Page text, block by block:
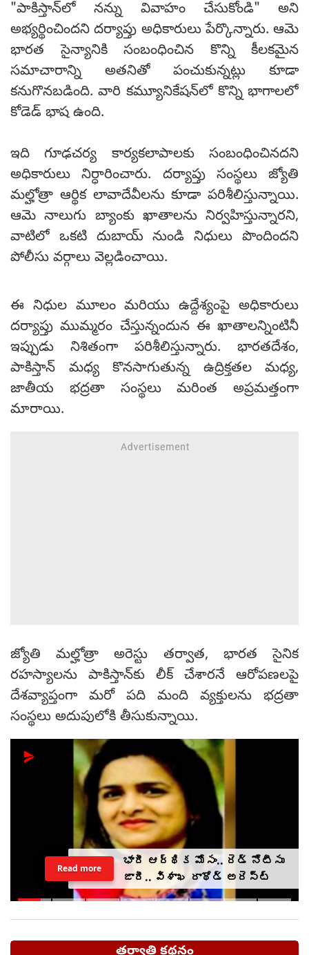
"పాకిస్తాన్‌లో నన్ను వివాహం చేసుకోండి" అని
అభ్యర్థించిందని దర్యాప్తు అధికారులు పేర్కొన్నారు. ఆమె
భారత సైన్యానికి సంబంధించిన కొన్ని కీలకమైన
సమాచారాన్ని అతనితో పంచుకున్నట్లు కూడా
కనుగొనబడింది. వారి కమ్యూనికేషన్‌లో కొన్ని భాగాలలో
కోడెడ్ భాష ఉంది.
ఇది గూఢచర్య కార్యకలాపాలకు సంబంధించినదని
అధికారులు నిర్ధారించారు. దర్యాప్తు సంస్థలు జ్యోతి
మల్హోత్రా ఆర్థిక లావాదేవీలను కూడా పరిశీలిస్తున్నాయి.
ఆమె నాలుగు బ్యాంకు ఖాతాలను నిర్వహిస్తున్నారని,
వాటిలో ఒకటి దుబాయ్ నుండి నిధులు పొందిందని
పోలీసు వర్గాలు వెల్లడించాయి.
ఈ నిధుల మూలం మరియు ఉద్దేశ్యంపై అధికారులు
దర్యాప్తు ముమ్మరం చేస్తున్నందున ఈ ఖాతాలన్నింటినీ
ఇప్పుడు నిశితంగా పరిశీలిస్తున్నారు. భారతదేశం,
పాకిస్తాన్ మధ్య కొనసాగుతున్న ఉద్రిక్తతల మధ్య,
జాతీయ భద్రతా సంస్థలు మరింత అప్రమత్తంగా
మారాయి.
జ్యోతి మల్హోత్రా అరెస్టు తర్వాత, భారత సైనిక
రహస్యాలను పాకిస్తాన్‌కు లీక్ చేశారనే ఆరోపణలపై
దేశవ్యాప్తంగా మరో పది మంది వ్యక్తులను భద్రతా
సంస్థలు అదుపులోకి తీసుకున్నాయి.
భారీ ఆర్థిక మోసం.. రెడ్ నోటీసు
జారీ.. విశాఖ రాథోడ్‌‌ అరెస్ట్
Read more